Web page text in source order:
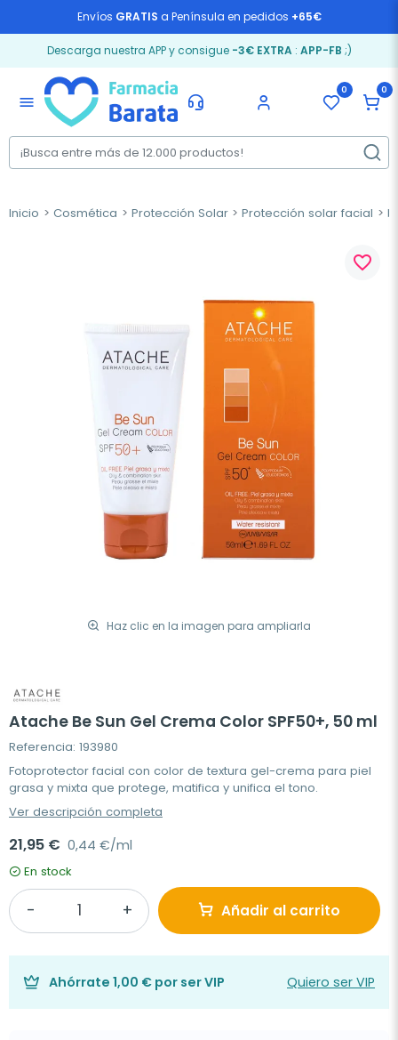
Envíos GRATIS a Península en pedidos +65€
Descarga nuestra APP y consigue -3€ EXTRA: APP-FB ;)
menu
0 0
Inicio Cosmética Protección Solar Protección solar facial
Haz clic en la imagen para ampliarla
favorite_border
Atache Be Sun Gel Crema Color SPF50+, 50 ml
Referencia: 193980
Fotoprotector facial con color de textura gel-crema para piel
grasa y mixta que protege, matifica y unifica el tono.
Ver descripción completa
21,95 € 0,44 €/ml
En stock
Añadir al carrito
Ahórrate 1,00 € por ser VIP Quiero ser VIP